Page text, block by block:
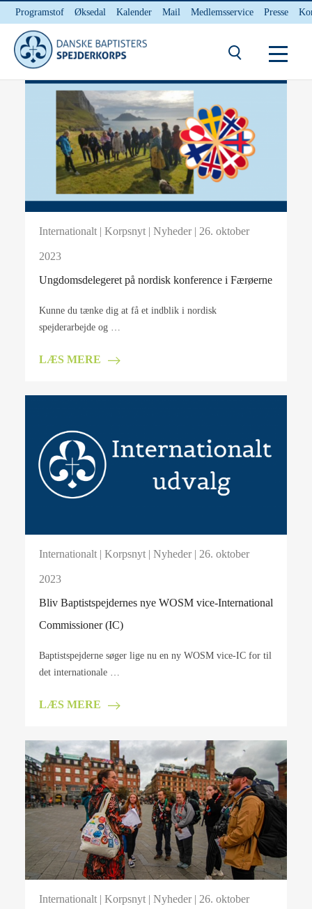
Programstof Øksedal Kalender Mail Medlemsservice Presse
INTERNnet
Internationalt| Korpsnyt| Nyheder| 26. oktober
2023
Ungdomsdelegeret på nordisk konference i Færøerne
Kunne du tænke dig at få et indblik i nordisk
spejderarbejde og …
LÆS MERE
Internationalt| Korpsnyt| Nyheder| 26. oktober
2023
Bliv Baptistspejdernes nye WOSM vice-International
Commissioner (IC)
Baptistspejderne søger lige nu en ny WOSM vice-IC for til
det internationale …
LÆS MERE
Internationalt| Korpsnyt| Nyheder| 26. oktober